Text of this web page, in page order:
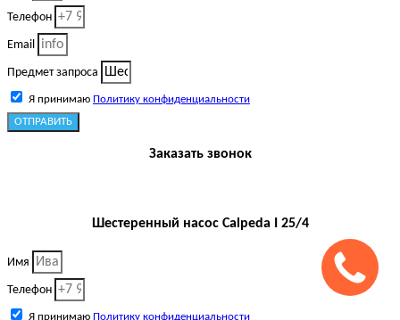
Телефон
Email
Предмет запроса
Я принимаю Политику конфиденциальности
ОТПРАВИТЬ
Заказать звонок
Шестеренный насос Calpeda I 25/4
Имя
Телефон
Я принимаю Политику конфиденциальности